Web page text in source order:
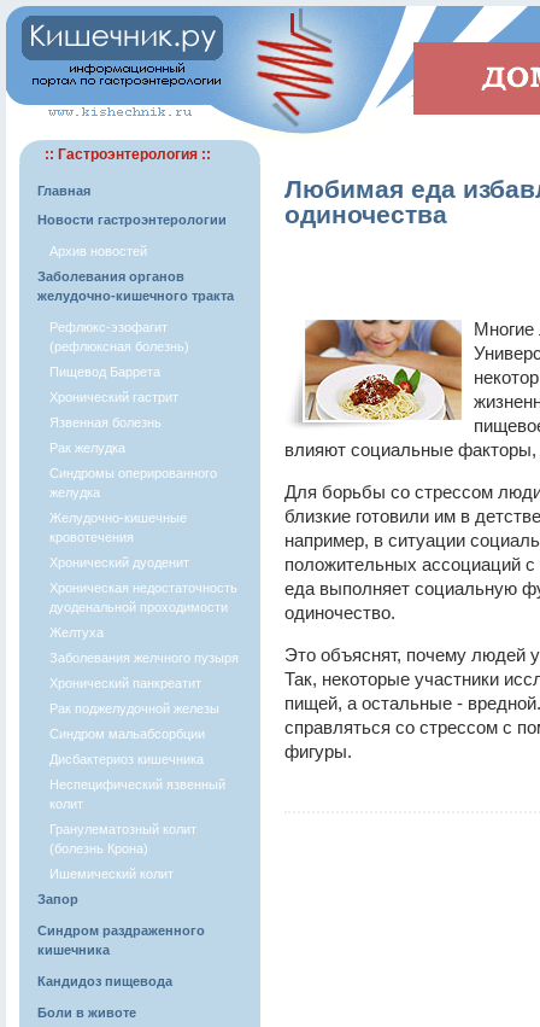
:: Гастроэнтерология ::
Главная
Новости гастроэнтерологии
Архив новостей
Заболевания органов
желудочно-кишечного тракта
Рефлюкс-эзофагит
(рефлюксная болезнь)
Пищевод Баррета
Хронический гастрит
Язвенная болезнь
Рак желудка
Синдромы оперированного
желудка
Желудочно-кишечные
кровотечения
Хронический дуоденит
Хроническая недостаточность
дуоденальной проходимости
Желтуха
Заболевания желчного пузыря
Хронический панкреатит
Рак поджелудочной железы
Синдром мальабсорбции
Дисбактериоз кишечника
Неспецифический язвенный
колит
Гранулематозный колит
(болезнь Крона)
Ишемический колит
Запор
Синдром раздраженного
кишечника
Кандидоз пищевода
Боли в животе
Любимая еда
одиночества
Многие
влияют социальные факторы,
Для борьбы со стрессом
близкие готовили им в
например, в ситуации
положительных ассоциаций с
еда выполняет социальную
одиночество.
Это объяснят, почему людей
Так, некоторые участники
пищей, а остальные -
справляться со стрессом с
фигуры.